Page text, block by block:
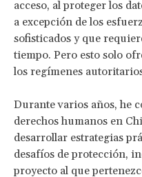
acceso, al proteger los
a excepción de los
sofisticados y que
tiempo. Pero esto solo
los regímenes
Durante varios años, he
derechos humanos en
desarrollar estrategias
desafíos de protección,
proyecto al que